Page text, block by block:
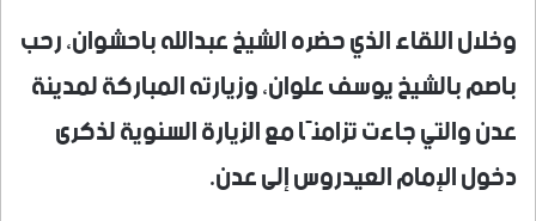
وخلال اللقاء الذي حضره الشيخ عبدالله باحشوان، رحب
باصم بالشيخ يوسف علوان، وزيارته المباركة لمدينة
عدن والتي جاءت تزامنًا مع الزيارة السنوية لذكرى
دخول الإمام العيدروس إلى عدن.